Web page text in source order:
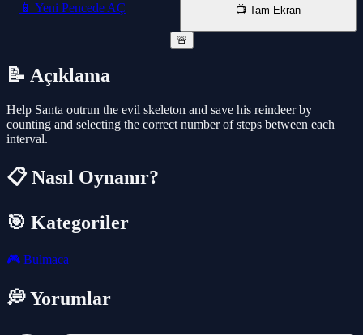
📱 Yeni Pencede AÇ 📺 Tam Ekran
🚨
📝 Açıklama
Help Santa outrun the evil skeleton and save his reindeer by
counting and selecting the correct number of steps between each
interval.
📋 Nasıl Oynanır?
🎯 Kategoriler
🎮 Bulmaca
💭 Yorumlar